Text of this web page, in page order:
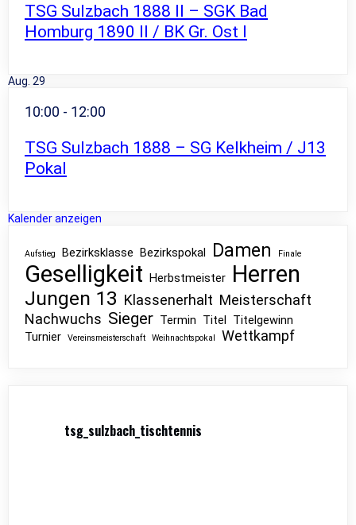
TSG Sulzbach 1888 II – SGK Bad
Homburg 1890 II / BK Gr. Ost I
Aug. 29
10:00 - 12:00
TSG Sulzbach 1888 – SG Kelkheim / J13
Pokal
Kalender anzeigen
Aufstieg Bezirksklasse Bezirkspokal Damen Finale
Geselligkeit Herbstmeister Herren
Jungen 13 Klassenerhalt Meisterschaft
Nachwuchs Sieger Termin Titel Titelgewinn
Turnier
Vereinsmeisterschaft Weihnachtspokal Wettkampf
tsg_sulzbach_tischtennis